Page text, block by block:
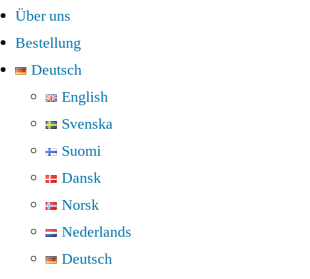
Über uns
Bestellung
Deutsch
English
Svenska
Suomi
Dansk
Norsk
Nederlands
Deutsch